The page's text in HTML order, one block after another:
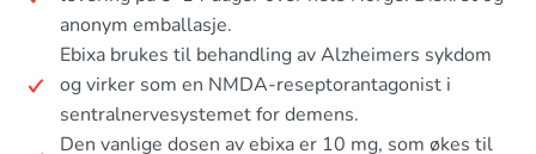
anonym emballasje.
Ebixa brukes til behandling av Alzheimers sykdom
og virker som en NMDA-reseptorantagonist i
sentralnervesystemet for demens.
Den vanlige dosen av ebixa er 10 mg, som økes til